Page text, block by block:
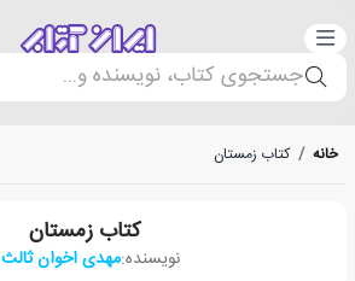
دسته‌بندی
جستجوی کتاب، نویسنده و...
خانه / کتاب زمستان
کتاب زمستان
نویسنده:مهدی اخوان ثالث